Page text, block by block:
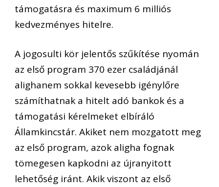
támogatásra és maximum 6 milliós
kedvezményes hitelre.
A jogosulti kör jelentős szűkítése nyomán
az első program 370 ezer családjánál
alighanem sokkal kevesebb igénylőre
számíthatnak a hitelt adó bankok és a
támogatási kérelmeket elbíráló
Államkincstár. Akiket nem mozgatott meg
az első program, azok aligha fognak
tömegesen kapkodni az újranyitott
lehetőség iránt. Akik viszont az első